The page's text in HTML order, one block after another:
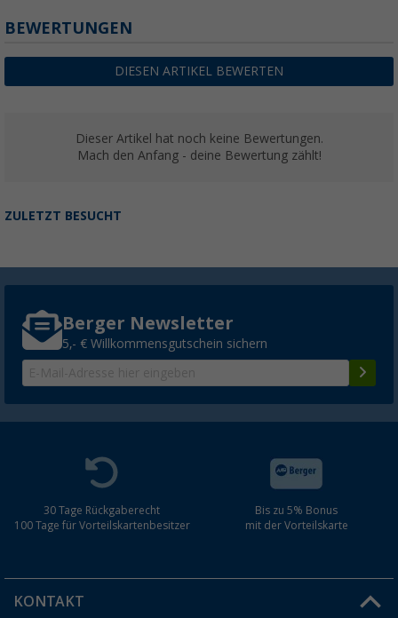
BEWERTUNGEN
DIESEN ARTIKEL BEWERTEN
Dieser Artikel hat noch keine Bewertungen.
Mach den Anfang - deine Bewertung zählt!
ZULETZT BESUCHT
Berger Newsletter
5,- € Willkommensgutschein sichern
30 Tage Rückgaberecht
100 Tage für Vorteilskartenbesitzer
Bis zu 5% Bonus
mit der Vorteilskarte
KONTAKT